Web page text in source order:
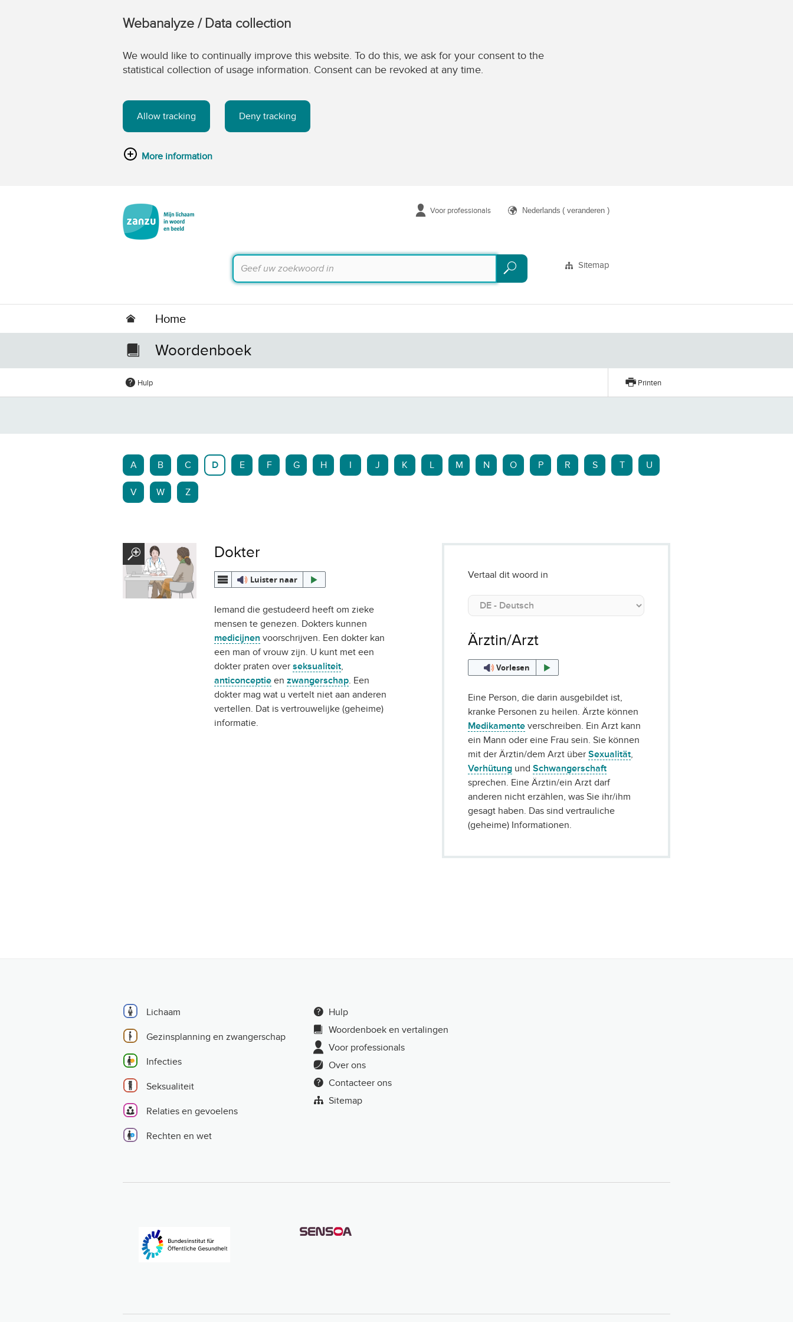
Webanalyze / Data collection
We would like to continually improve this website. To do this, we ask for your consent to the
statistical collection of usage information. Consent can be revoked at any time.
Allow tracking Deny tracking
More information
Voor professionals Nederlands ( veranderen )
Zoeken
Zoeken
Sitemap
Home
Woordenboek
Hulp Printen
A B C D E F G H I J K L M N O P R S T U
V W Z
Dokter
Luister naar
Iemand die gestudeerd heeft om zieke
mensen te genezen. Dokters kunnen
medicijnen voorschrijven. Een dokter kan
een man of vrouw zijn. U kunt met een
dokter praten over seksualiteit,
anticonceptieen zwangerschap. Een
dokter mag wat u vertelt niet aan anderen
vertellen. Dat is vertrouwelijke (geheime)
informatie.
Vertaal dit woord in
Ärztin/Arzt
Vorlesen
Eine Person, die darin ausgebildet ist,
kranke Personen zu heilen. Ärzte können
Medikamente verschreiben. Ein Arzt kann
ein Mann oder eine Frau sein. Sie können
mit der Ärztin/dem Arzt überSexualität,
Verhütung undSchwangerschaft
sprechen. Eine Ärztin/ein Arzt darf
anderen nicht erzählen, was Sie ihr/ihm
gesagt haben. Das sind vertrauliche
(geheime) Informationen.
Lichaam
Gezinsplanning en zwangerschap
Infecties
Seksualiteit
Relaties en gevoelens
Rechten en wet
Hulp
Woordenboek en vertalingen
Voor professionals
Over ons
Contacteer ons
Sitemap